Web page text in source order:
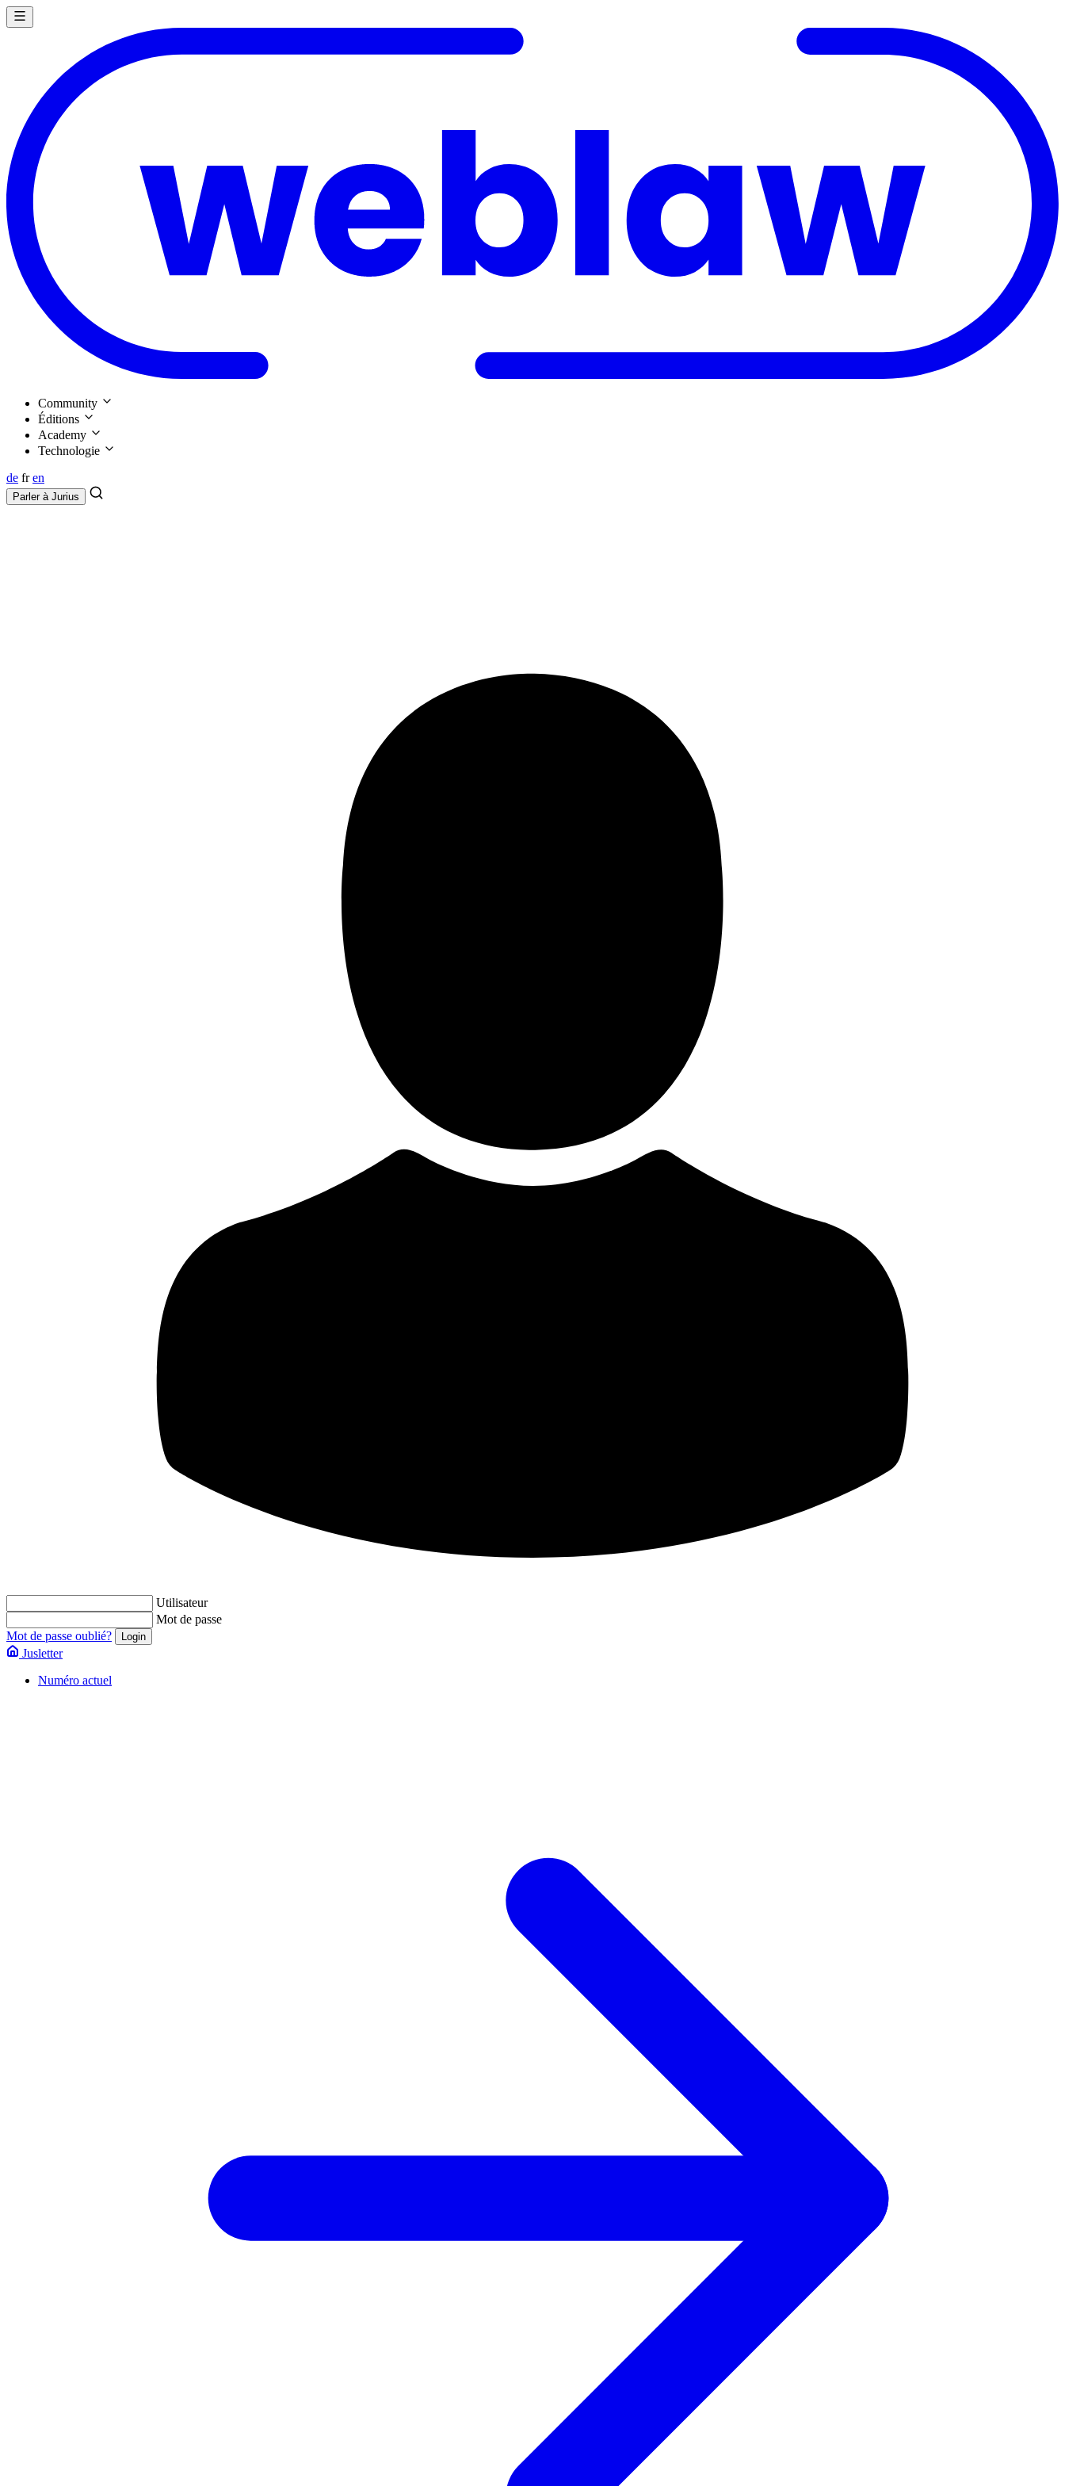
Community
Éditions
Academy
Technologie
de fr en
Parler à Jurius
Utilisateur
Mot de passe
Mot de passe oublié?
Jusletter
Numéro actuel